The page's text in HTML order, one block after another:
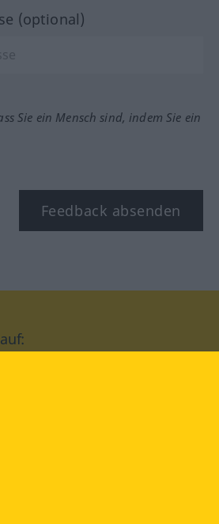
(optional)
Sie ein Mensch sind, indem Sie ein
Feedback absenden